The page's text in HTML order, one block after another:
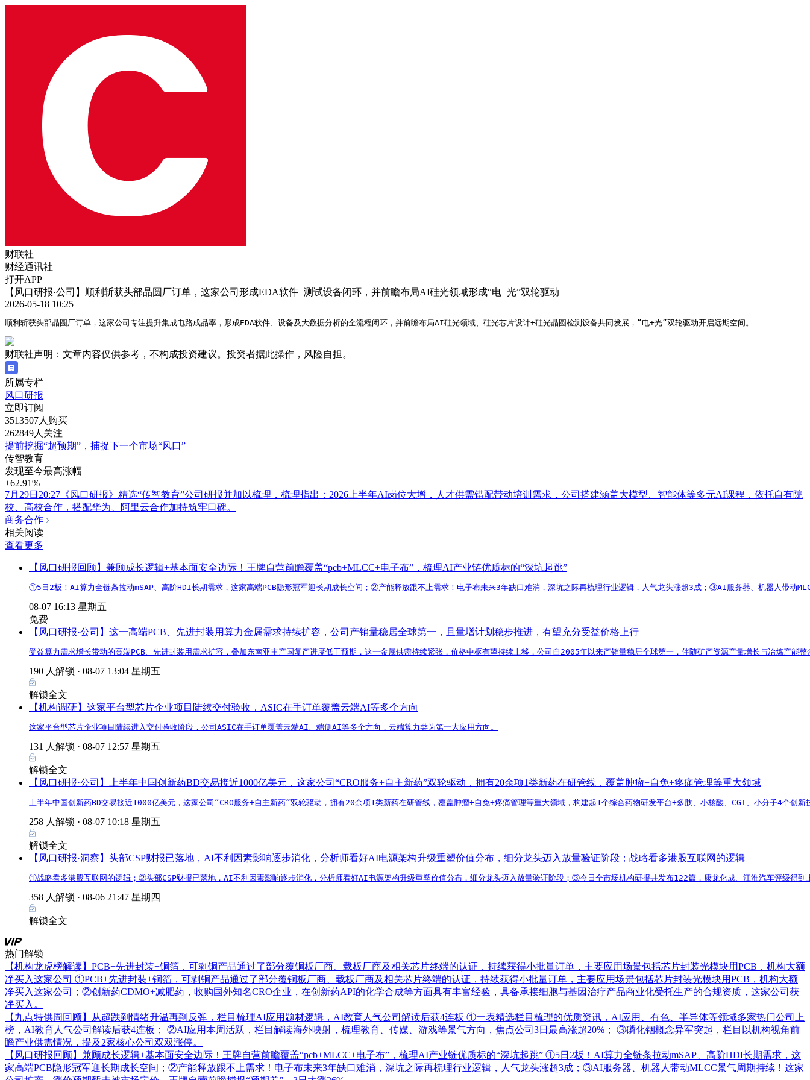
财联社
财经通讯社
打开APP
【风口研报·公司】顺利斩获头部晶圆厂订单，这家公司形成EDA软件+测试设备闭环，并前瞻布局AI硅光领域形成“电+光”双轮驱动
2026-05-18 10:25
顺利斩获头部晶圆厂订单，这家公司专注提升集成电路成品率，形成EDA软件、设备及大数据分析的全流程闭环，并前瞻布局AI硅光领域、硅光芯片设计+硅光晶圆检测设备共同发展，“电+光”双轮驱动开启远期空间。
财联社声明：文章内容仅供参考，不构成投资建议。投资者据此操作，风险自担。
所属专栏
风口研报
立即订阅
3513507人购买
262849人关注
提前挖掘“超预期”，捕捉下一个市场“风口”
传智教育
发现至今最高涨幅
+62.91%
7月29日20:27《风口研报》精选“传智教育”公司研报并加以梳理，梳理指出：2026上半年AI岗位大增，人才供需错配带动培训需求，公司搭建涵盖大模型、智能体等多元AI课程，依托自有院
校、高校合作，搭配华为、阿里云合作加持筑牢口碑。
商务合作
相关阅读
查看更多
【风口研报回顾】兼顾成长逻辑+基本面安全边际！王牌自营前瞻覆盖“pcb+MLCC+电子布”，梳理AI产业链优质标的“深坑起跳”
①5日2板！AI算力全链条拉动mSAP、高阶HDI长期需求，这家高端PCB隐形冠军迎长期成长空间；②产能释放跟不上需求！电子布未来3年缺口难消，深坑之际再梳理行业逻辑，人气龙头涨超3成；③AI服务器、机器人带动
08-07 16:13 星期五
免费
【风口研报·公司】这一高端PCB、先进封装用算力金属需求持续扩容，公司产销量稳居全球第一，且量增计划稳步推进，有望充分受益价格上行
受益算力需求增长带动的高端PCB、先进封装用需求扩容，叠加东南亚主产国复产进度低于预期，这一金属供需持续紧张，价格中枢有望持续上移，公司自2005年以来产销量稳居全球第一，伴随矿产资源产量增长与冶炼产能
190 人解锁 · 08-07 13:04 星期五
解锁全文
【机构调研】这家平台型芯片企业项目陆续交付验收，ASIC在手订单覆盖云端AI等多个方向
这家平台型芯片企业项目陆续进入交付验收阶段，公司ASIC在手订单覆盖云端AI、端侧AI等多个方向，云端算力类为第一大应用方向。
131 人解锁 · 08-07 12:57 星期五
解锁全文
【风口研报·公司】上半年中国创新药BD交易接近1000亿美元，这家公司“CRO服务+自主新药”双轮驱动，拥有20余项1类新药在研管线，覆盖肿瘤+自免+疼痛管理等重大领域
上半年中国创新药BD交易接近1000亿美元，这家公司“CRO服务+自主新药”双轮驱动，拥有20余项1类新药在研管线，覆盖肿瘤+自免+疼痛管理等重大领域，构建起1个综合药物研发平台+多肽、小核酸、CGT、小分子4个创
258 人解锁 · 08-07 10:18 星期五
解锁全文
【风口研报·洞察】头部CSP财报已落地，AI不利因素影响逐步消化，分析师看好AI电源架构升级重塑价值分布，细分龙头迈入放量验证阶段；战略看多港股互联网的逻辑
①战略看多港股互联网的逻辑；②头部CSP财报已落地，AI不利因素影响逐步消化，分析师看好AI电源架构升级重塑价值分布，细分龙头迈入放量验证阶段；③今日全市场机构研报共发布122篇，康龙化成、江淮汽车评级
358 人解锁 · 08-06 21:47 星期四
解锁全文
热门解锁
【机构龙虎榜解读】PCB+先进封装+铜箔，可剥铜产品通过了部分覆铜板厂商、载板厂商及相关芯片终端的认证，持续获得小批量订单，主要应用场景包括芯片封装光模块用PCB，机构大额
净买入这家公司 ①PCB+先进封装+铜箔，可剥铜产品通过了部分覆铜板厂商、载板厂商及相关芯片终端的认证，持续获得小批量订单，主要应用场景包括芯片封装光模块用PCB，机构大额
净买入这家公司；②创新药CDMO+减肥药，收购国外知名CRO企业，在创新药API的化学合成等方面具有丰富经验，具备承接细胞与基因治疗产品商业化受托生产的合规资质，这家公司获
净买入。
【九点特供周回顾】从超跌到情绪升温再到反弹，栏目梳理AI应用题材逻辑，AI教育人气公司解读后获4连板 ①一表精选栏目梳理的优质资讯，AI应用、有色、半导体等领域多家热门公司上
榜，AI教育人气公司解读后获4连板； ②AI应用本周活跃，栏目解读海外映射，梳理教育、传媒、游戏等景气方向，焦点公司3日最高涨超20%； ③磷化铟概念异军突起，栏目以机构视角前
瞻产业供需情况，提及2家核心公司双双涨停。
【风口研报回顾】兼顾成长逻辑+基本面安全边际！王牌自营前瞻覆盖“pcb+MLCC+电子布”，梳理AI产业链优质标的“深坑起跳” ①5日2板！AI算力全链条拉动mSAP、高阶HDI长期需求，这
家高端PCB隐形冠军迎长期成长空间；②产能释放跟不上需求！电子布未来3年缺口难消，深坑之际再梳理行业逻辑，人气龙头涨超3成；③AI服务器、机器人带动MLCC景气周期持续！这家